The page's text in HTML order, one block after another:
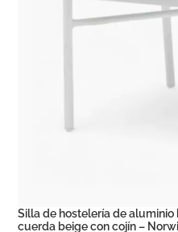
Silla de hostelería de aluminio
cuerda beige con cojín –